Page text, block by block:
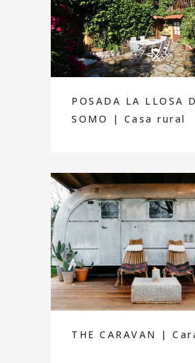
POSADA LA LLOSA
SOMO | Casa rural
THE CARAVAN |